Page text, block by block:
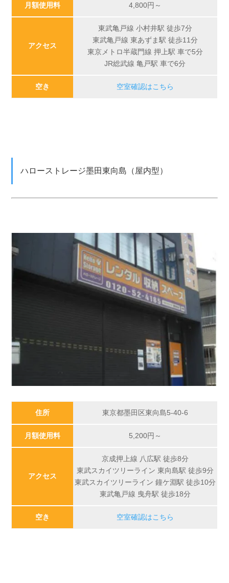
月額使用料 4,800円～
アクセス
東武亀戸線 小村井駅 徒歩7分
東武亀戸線 東あずま駅 徒歩11分
東京メトロ半蔵門線 押上駅 車で5分
JR総武線 亀戸駅 車で6分
空き 空室確認はこちら
ハローストレージ墨田東向島（屋内型）
住所 東京都墨田区東向島5-40-6
月額使用料 5,200円～
アクセス
京成押上線 八広駅 徒歩8分
東武スカイツリーライン 東向島駅 徒歩9分
東武スカイツリーライン 鐘ケ淵駅 徒歩10分
東武亀戸線 曳舟駅 徒歩18分
空き 空室確認はこちら